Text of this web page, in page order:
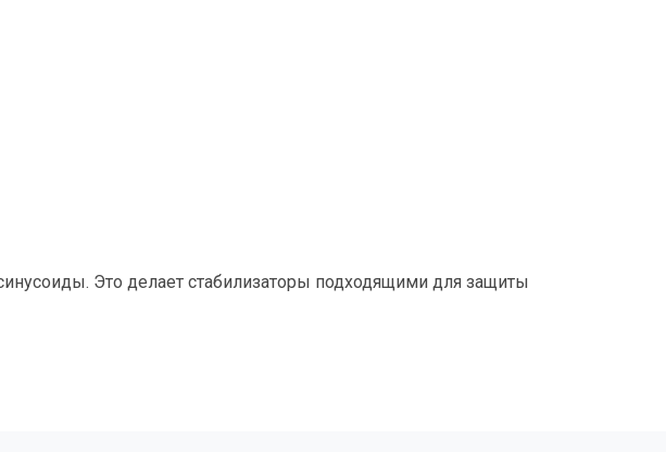
Это делает стабилизаторы подходящими для защиты